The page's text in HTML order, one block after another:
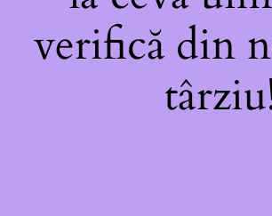
verifică din